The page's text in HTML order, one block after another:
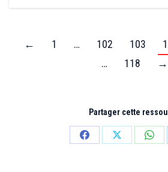
← 1 … 102 103
…
118 →
Partager cette
PartagerPartager